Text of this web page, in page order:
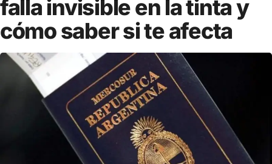
falla invisible en la tinta y
cómo saber si te afecta